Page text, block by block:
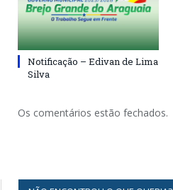
Notificação – Edivan de Lima
Silva
Os comentários estão fechados.